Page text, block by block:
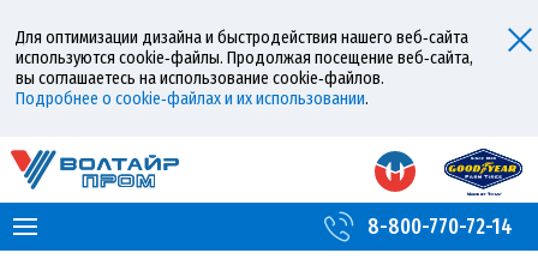
Для оптимизации дизайна и быстродействия нашего веб‑сайта
используются cookie‑файлы. Продолжая посещение веб‑сайта,
вы соглашаетесь на использование cookie‑файлов.
Подробнее о cookie‑файлах и их использовании.
8-800-770-72-14